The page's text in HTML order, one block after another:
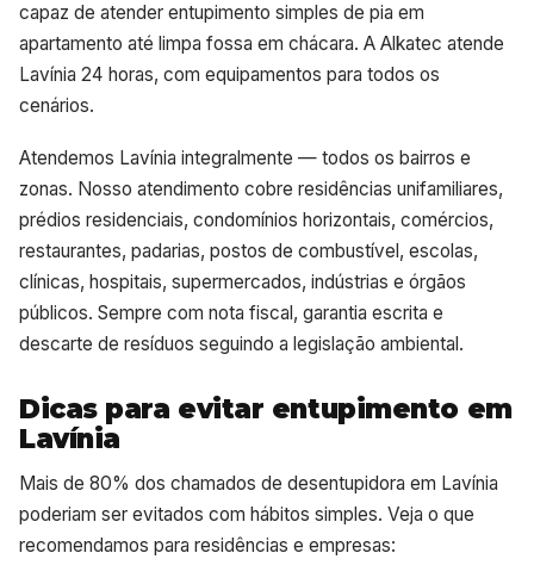
capaz de atender entupimento simples de pia em
apartamento até limpa fossa em chácara. A Alkatec atende
Lavínia 24 horas, com equipamentos para todos os
cenários.
Atendemos Lavínia integralmente — todos os bairros e
zonas. Nosso atendimento cobre residências unifamiliares,
prédios residenciais, condomínios horizontais, comércios,
restaurantes, padarias, postos de combustível, escolas,
clínicas, hospitais, supermercados, indústrias e órgãos
públicos. Sempre com nota fiscal, garantia escrita e
descarte de resíduos seguindo a legislação ambiental.
Dicas para evitar entupimento em
Lavínia
Mais de 80% dos chamados de desentupidora em Lavínia
poderiam ser evitados com hábitos simples. Veja o que
recomendamos para residências e empresas: